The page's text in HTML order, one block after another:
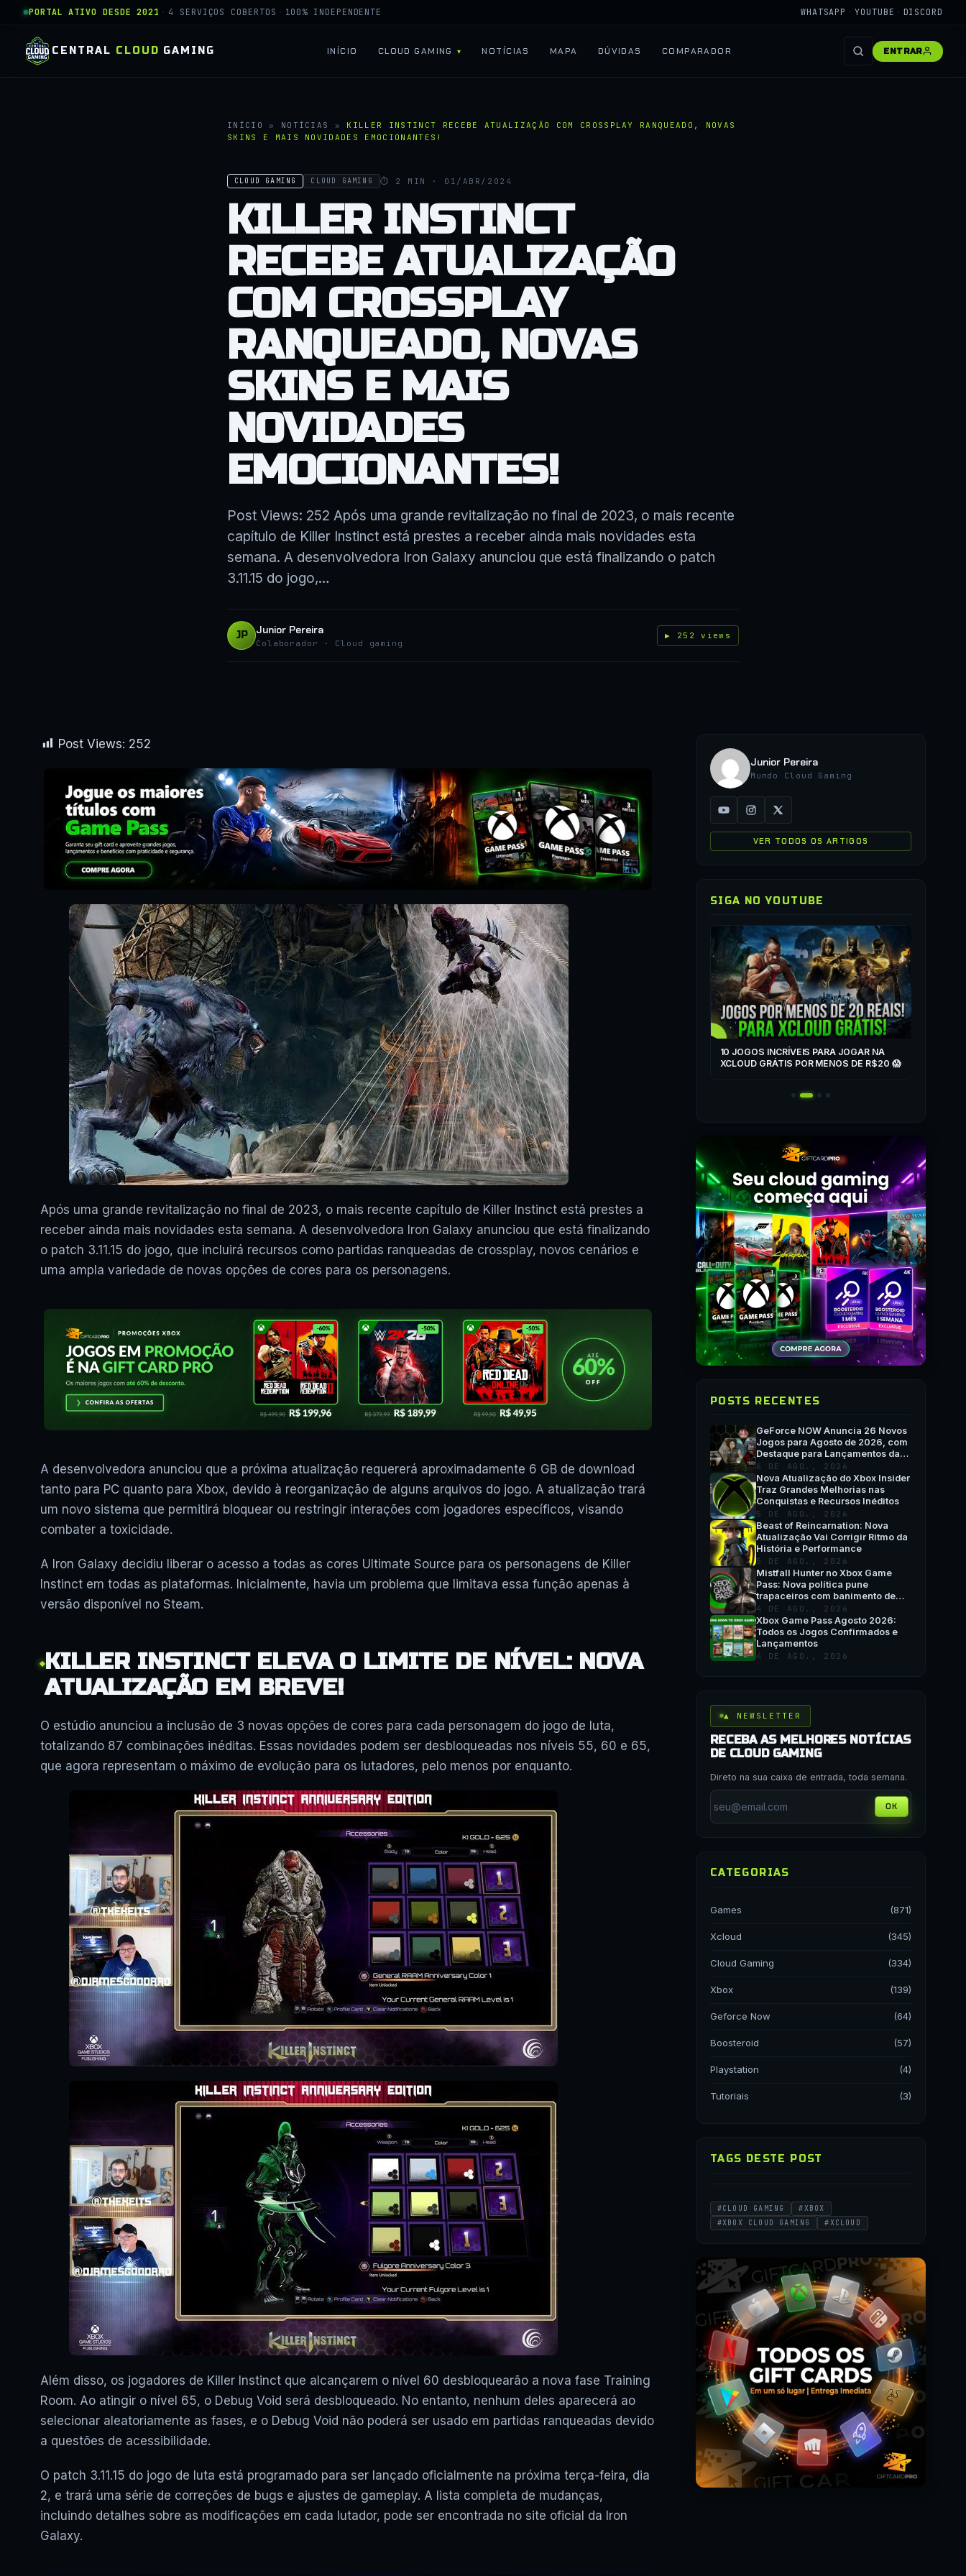
PORTAL ATIVO DESDE 2021 · 4 SERVIÇOS COBERTOS · 100% INDEPENDENTE WHATSAPP · YOUTUBE · DISCORD
CENTRAL CLOUD GAMING INÍCIO CLOUD GAMING NOTÍCIAS MAPA DÚVIDAS COMPARADOR ENTRAR
INÍCIO » NOTÍCIAS » KILLER INSTINCT RECEBE ATUALIZAÇÃO COM CROSSPLAY RANQUEADO, NOVAS
SKINS E MAIS NOVIDADES EMOCIONANTES!
CLOUD GAMING CLOUD GAMING ⏱ 2 MIN · 01/ABR/2024
KILLER INSTINCT
RECEBE ATUALIZAÇÃO
COM CROSSPLAY
RANQUEADO, NOVAS
SKINS E MAIS
NOVIDADES
EMOCIONANTES!
Post Views: 252 Após uma grande revitalização no final de 2023, o mais recente
capítulo de Killer Instinct está prestes a receber ainda mais novidades esta
semana. A desenvolvedora Iron Galaxy anunciou que está finalizando o patch
3.11.15 do jogo,…
JP Junior Pereira
Colaborador · Cloud gaming
▶ 252 views
Post Views: 252
Após uma grande revitalização no final de 2023, o mais recente capítulo de Killer Instinct está prestes a
receber ainda mais novidades esta semana. A desenvolvedora Iron Galaxy anunciou que está finalizando
o patch 3.11.15 do jogo, que incluirá recursos como partidas ranqueadas de crossplay, novos cenários e
uma ampla variedade de novas opções de cores para os personagens.
A desenvolvedora anunciou que a próxima atualização requererá aproximadamente 6 GB de download
tanto para PC quanto para Xbox, devido à reorganização de alguns arquivos do jogo. A atualização trará
um novo sistema que permitirá bloquear ou restringir interações com jogadores específicos, visando
combater a toxicidade.
A Iron Galaxy decidiu liberar o acesso a todas as cores Ultimate Source para os personagens de Killer
Instinct em todas as plataformas. Inicialmente, havia um problema que limitava essa função apenas à
versão disponível no Steam.
KILLER INSTINCT ELEVA O LIMITE DE NÍVEL: NOVA
ATUALIZAÇÃO EM BREVE!
O estúdio anunciou a inclusão de 3 novas opções de cores para cada personagem do jogo de luta,
totalizando 87 combinações inéditas. Essas novidades podem ser desbloqueadas nos níveis 55, 60 e 65,
que agora representam o máximo de evolução para os lutadores, pelo menos por enquanto.
Além disso, os jogadores de Killer Instinct que alcançarem o nível 60 desbloquearão a nova fase Training
Room. Ao atingir o nível 65, o Debug Void será desbloqueado. No entanto, nenhum deles aparecerá ao
selecionar aleatoriamente as fases, e o Debug Void não poderá ser usado em partidas ranqueadas devido
a questões de acessibilidade.
O patch 3.11.15 do jogo de luta está programado para ser lançado oficialmente na próxima terça-feira, dia
2, e trará uma série de correções de bugs e ajustes de gameplay. A lista completa de mudanças,
incluindo detalhes sobre as modificações em cada lutador, pode ser encontrada no site oficial da Iron
Galaxy.
Junior Pereira
Mundo Cloud Gaming
VER TODOS OS ARTIGOS
SIGA NO YOUTUBE
▶
XCLOUD GRÁTIS: COD WARZONE
FUNCIONA? JOGOS UBISOFT
FUNCIONAM? VAI ACABAR? E MAIS! 🎮
▶
10 JOGOS INCRÍVEIS PARA JOGAR NA
XCLOUD GRÁTIS POR MENOS DE R$20 😱
POSTS RECENTES
GeForce NOW Anuncia 26 Novos
Jogos para Agosto de 2026, com
Destaque para Lançamentos da
Semana e QuakeCon
6 DE AGO., 2026
Nova Atualização do Xbox Insider
Traz Grandes Melhorias nas
Conquistas e Recursos Inéditos
5 DE AGO., 2026
Beast of Reincarnation: Nova
Atualização Vai Corrigir Ritmo da
História e Performance
5 DE AGO., 2026
Mistfall Hunter no Xbox Game
Pass: Nova política pune
trapaceiros com banimento de
hardware
4 DE AGO., 2026
Xbox Game Pass Agosto 2026:
Todos os Jogos Confirmados e
Lançamentos
4 DE AGO., 2026
▲ NEWSLETTER
RECEBA AS MELHORES NOTÍCIAS
DE CLOUD GAMING
Direto na sua caixa de entrada, toda semana.
OK
CATEGORIAS
Games (871)
Xcloud (345)
Cloud Gaming (334)
Xbox (139)
Geforce Now (64)
Boosteroid (57)
Playstation (4)
Tutoriais (3)
TAGS DESTE POST
#CLOUD GAMING
#XBOX
#XBOX CLOUD GAMING
#XCLOUD